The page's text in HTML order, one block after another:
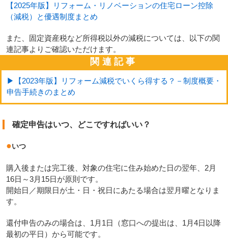
【2025年版】リフォーム・リノベーションの住宅ローン控除
（減税）と優遇制度まとめ
また、固定資産税など所得税以外の減税については、以下の関
連記事よりご確認いただけます。
関連記事
▶【2023年版】リフォーム減税でいくら得する？－制度概要・
申告手続きのまとめ
確定申告はいつ、どこですればいい？
●いつ
購入後または完工後、対象の住宅に住み始めた日の翌年、2月
16日～3月15日が原則です。
開始日／期限日が土・日・祝日にあたる場合は翌月曜となりま
す。
還付申告のみの場合は、1月1日（窓口への提出は、1月4日以降
最初の平日）から可能です。